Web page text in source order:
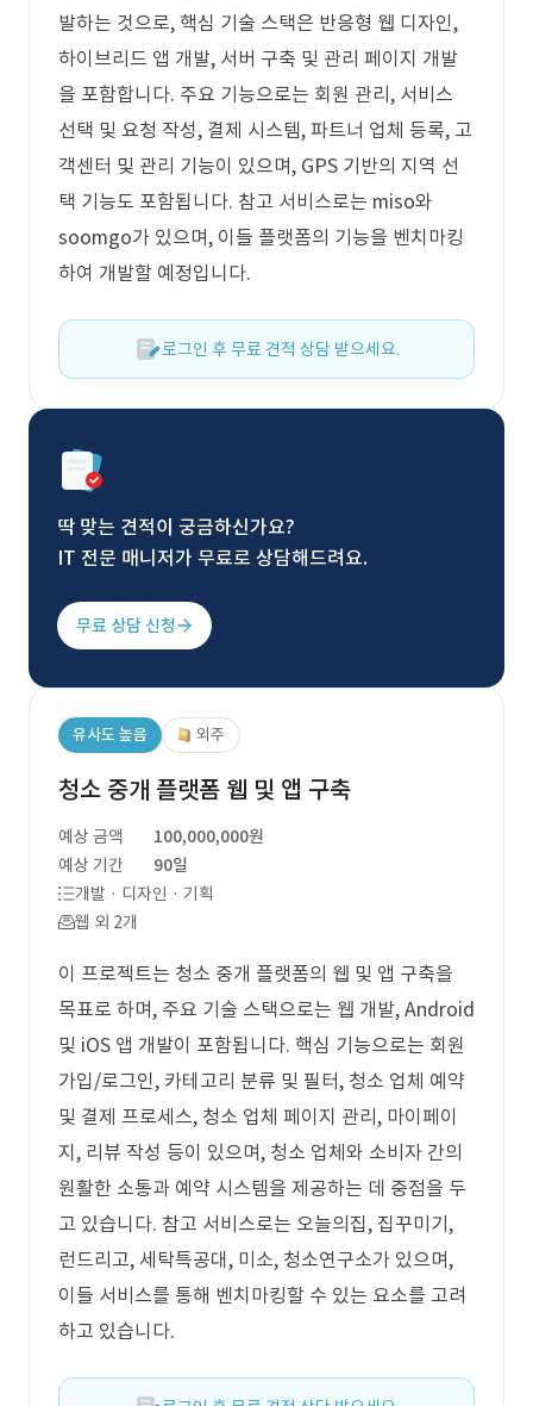
발하는 것으로, 핵심 기술 스택은 반응형 웹 디자인,
하이브리드 앱 개발, 서버 구축 및 관리 페이지 개발
을 포함합니다. 주요 기능으로는 회원 관리, 서비스
선택 및 요청 작성, 결제 시스템, 파트너 업체 등록, 고
객센터 및 관리 기능이 있으며, GPS 기반의 지역 선
택 기능도 포함됩니다. 참고 서비스로는 miso와
soomgo가 있으며, 이들 플랫폼의 기능을 벤치마킹
하여 개발할 예정입니다.
로그인 후 무료 견적 상담 받으세요.
딱 맞는 견적이 궁금하신가요?
IT 전문 매니저가 무료로 상담해드려요.
무료 상담 신청
유사도 높음 외주
청소 중개 플랫폼 웹 및 앱 구축
예상 금액
100,000,000원
예상 기간
90일
개발 · 디자인 · 기획
웹 외 2개
이 프로젝트는 청소 중개 플랫폼의 웹 및 앱 구축을
목표로 하며, 주요 기술 스택으로는 웹 개발, Android
및 iOS 앱 개발이 포함됩니다. 핵심 기능으로는 회원
가입/로그인, 카테고리 분류 및 필터, 청소 업체 예약
및 결제 프로세스, 청소 업체 페이지 관리, 마이페이
지, 리뷰 작성 등이 있으며, 청소 업체와 소비자 간의
원활한 소통과 예약 시스템을 제공하는 데 중점을 두
고 있습니다. 참고 서비스로는 오늘의집, 집꾸미기,
런드리고, 세탁특공대, 미소, 청소연구소가 있으며,
이들 서비스를 통해 벤치마킹할 수 있는 요소를 고려
하고 있습니다.